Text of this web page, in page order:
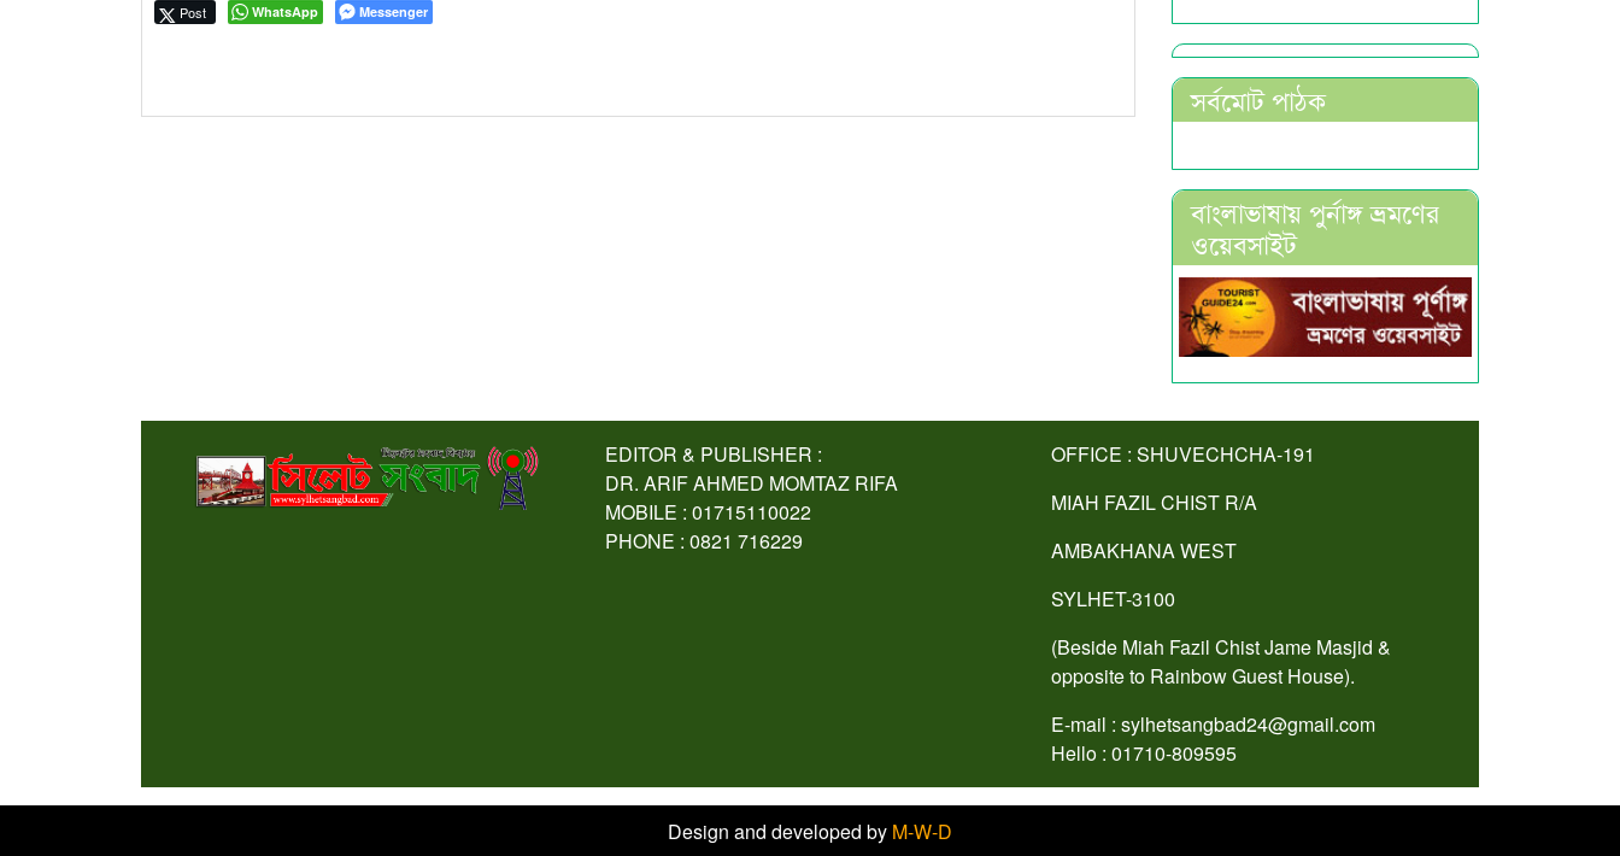
Post WhatsApp Messenger
সর্বমোট পাঠক
বাংলাভাষায় পুর্নাঙ্গ ভ্রমণের
ওয়েবসাইট
EDITOR & PUBLISHER :
DR. ARIF AHMED MOMTAZ RIFA
MOBILE : 01715110022
PHONE : 0821 716229
OFFICE : SHUVECHCHA-191
MIAH FAZIL CHIST R/A
AMBAKHANA WEST
SYLHET-3100
(Beside Miah Fazil Chist Jame Masjid &
opposite to Rainbow Guest House).
E-mail : sylhetsangbad24@gmail.com
Hello : 01710-809595
Design and developed by M-W-D